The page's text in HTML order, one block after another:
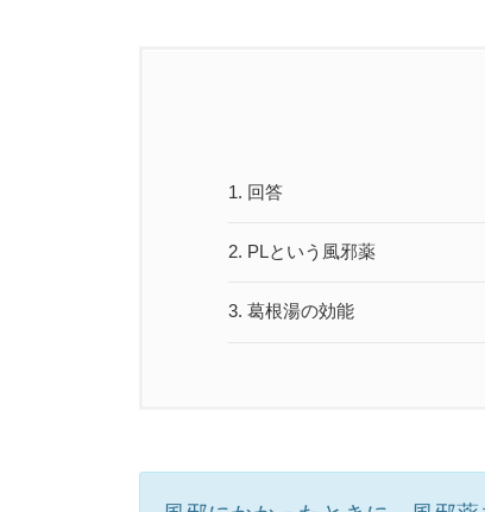
1. 回答
2. PLという風邪薬
3. 葛根湯の効能